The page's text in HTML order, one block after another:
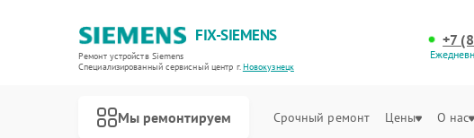
FIX-SIEMENS
Ремонт устройств Siemens
Специализированный cервисный центр г.Новокузнецк
+7
Мы ремонтируем Срочный ремонт Цены О нас